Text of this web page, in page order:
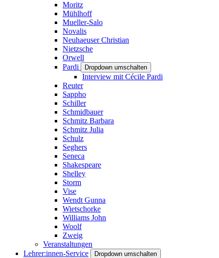
Moritz
Mühlhoff
Mueller-Salo
Novalis
Neuhaeuser Christian
Nietzsche
Orwell
Pardi
Dropdown umschalten
Interview mit Cécile Pardi
Reuter
Sappho
Schiller
Schmidbauer
Schmitz Barbara
Schmitz Julia
Schulz
Seghers
Seneca
Shakespeare
Shelley
Storm
Vise
Wendt Gunna
Wietschorke
Williams John
Woolf
Zweig
Veranstaltungen
Lehrer:innen-Service
Dropdown umschalten